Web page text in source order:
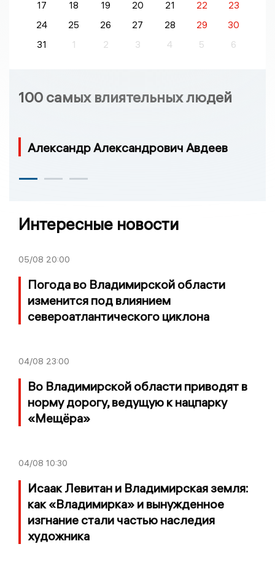
17 18 19 20 21 22
23
24
25 26 27 28 29
30
31
1 2 3 4 5 6
100 самых влиятельных людей
Александр Александрович Авдеев
Интересные новости
05/08 20:00
Погода во Владимирской области
изменится под влиянием
североатлантического циклона
04/08 23:00
Во Владимирской области приводят в
норму дорогу, ведущую к нацпарку
«Мещёра»
04/08 10:30
Исаак Левитан и Владимирская земля:
как «Владимирка» и вынужденное
изгнание стали частью наследия
художника